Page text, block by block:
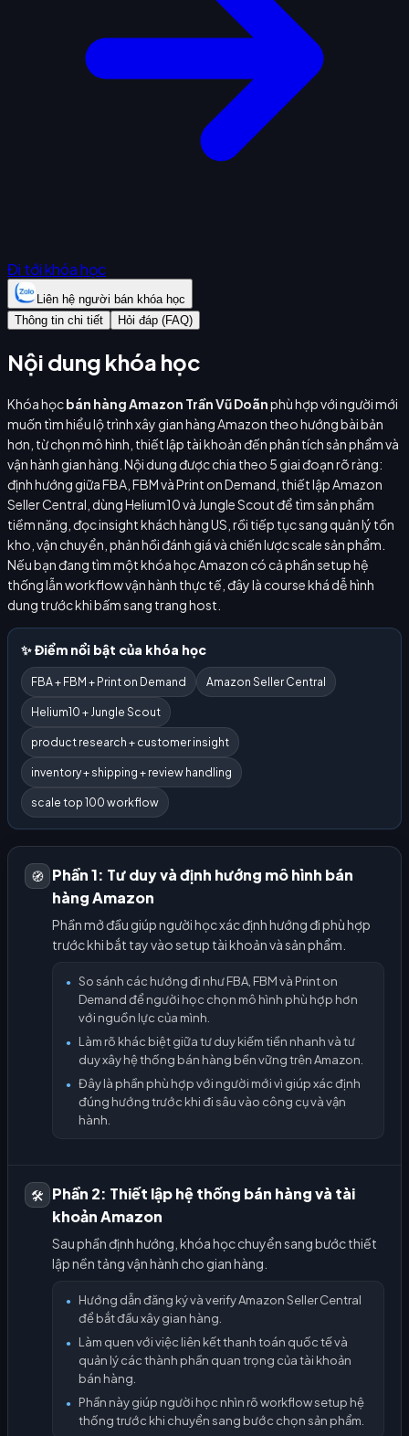
Đi tới khóa học
Liên hệ người bán khóa học
Thông tin chi tiết
Hỏi đáp (FAQ)
Nội dung khóa học
Khóa họcbán hàng Amazon Trần Vũ Doãnphù hợp với người mới
muốn tìm hiểu lộ trình xây gian hàng Amazon theo hướng bài bản
hơn, từ chọn mô hình, thiết lập tài khoản đến phân tích sản phẩm và
vận hành gian hàng. Nội dung được chia theo 5 giai đoạn rõ ràng:
định hướng giữa FBA, FBM và Print on Demand, thiết lập Amazon
Seller Central, dùng Helium10 và Jungle Scout để tìm sản phẩm
tiềm năng, đọc insight khách hàng US, rồi tiếp tục sang quản lý tồn
kho, vận chuyển, phản hồi đánh giá và chiến lược scale sản phẩm.
Nếu bạn đang tìm một khóa học Amazon có cả phần setup hệ
thống lẫn workflow vận hành thực tế, đây là course khá dễ hình
dung trước khi bấm sang trang host.
✨ Điểm nổi bật của khóa học
FBA + FBM + Print on Demand Amazon Seller Central
Helium10 + Jungle Scout
product research + customer insight
inventory + shipping + review handling
scale top 100 workflow
🧭 Phần 1: Tư duy và định hướng mô hình bán
hàng Amazon
Phần mở đầu giúp người học xác định hướng đi phù hợp
trước khi bắt tay vào setup tài khoản và sản phẩm.
●
So sánh các hướng đi như FBA, FBM và Print on
Demand để người học chọn mô hình phù hợp hơn
với nguồn lực của mình.
●
Làm rõ khác biệt giữa tư duy kiếm tiền nhanh và tư
duy xây hệ thống bán hàng bền vững trên Amazon.
●
Đây là phần phù hợp với người mới vì giúp xác định
đúng hướng trước khi đi sâu vào công cụ và vận
hành.
🛠️
Phần 2: Thiết lập hệ thống bán hàng và tài
khoản Amazon
Sau phần định hướng, khóa học chuyển sang bước thiết
lập nền tảng vận hành cho gian hàng.
●
Hướng dẫn đăng ký và verify Amazon Seller Central
để bắt đầu xây gian hàng.
●
Làm quen với việc liên kết thanh toán quốc tế và
quản lý các thành phần quan trọng của tài khoản
bán hàng.
●
Phần này giúp người học nhìn rõ workflow setup hệ
thống trước khi chuyển sang bước chọn sản phẩm.